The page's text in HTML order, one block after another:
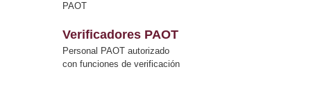
PAOT
Verificadores PAOT
Personal PAOT autorizado
con funciones de verificación